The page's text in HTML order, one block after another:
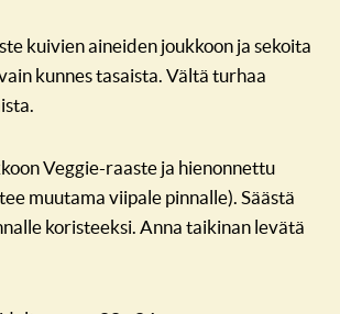
kuivien aineiden joukkoon ja sekoita
kunnes tasaista. Vältä turhaa
Veggie-raaste ja hienonnettu
muutama viipale pinnalle). Säästä
koristeeksi. Anna taikinan levätä